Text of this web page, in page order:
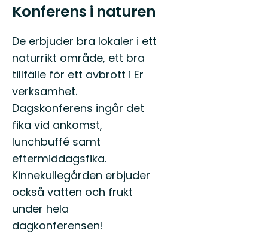
Konferens i naturen
De erbjuder bra lokaler i ett
naturrikt område, ett bra
tillfälle för ett avbrott i Er
verksamhet.
Dagskonferens ingår det
fika vid ankomst,
lunchbuffé samt
eftermiddagsfika.
Kinnekullegården erbjuder
också vatten och frukt
under hela
dagkonferensen!